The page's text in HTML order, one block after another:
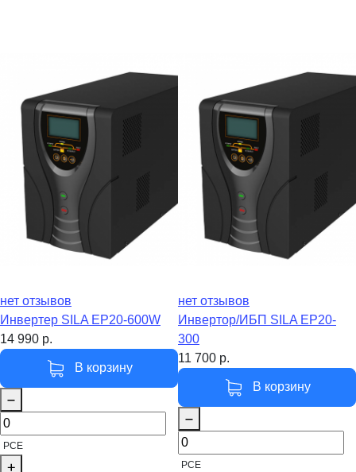
нет отзывов
Инвертер SILA EP20-600W
14 990 р.
В корзину
PCE
нет отзывов
Инвертор/ИБП SILA EP20-
300
11 700 р.
В корзину
PCE